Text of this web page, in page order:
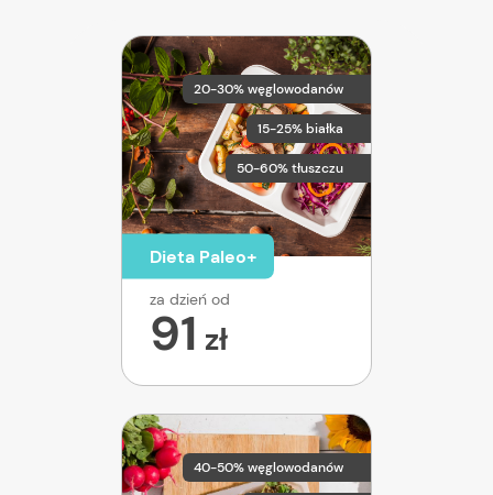
20-30% węglowodanów
15-25% białka
50-60% tłuszczu
Dieta Paleo+
za dzień od
91 zł
40-50% węglowodanów